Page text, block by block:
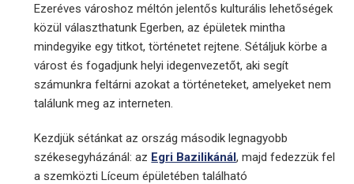
Ezeréves városhoz méltón jelentős kulturális lehetőségek
közül választhatunk Egerben, az épületek mintha
mindegyike egy titkot, történetet rejtene. Sétáljuk körbe a
várost és fogadjunk helyi idegenvezetőt, aki segít
számunkra feltárni azokat a történeteket, amelyeket nem
találunk meg az interneten.
Kezdjük sétánkat az ország második legnagyobb
székesegyházánál: az Egri Bazilikánál, majd fedezzük fel
a szemközti Líceum épületében található